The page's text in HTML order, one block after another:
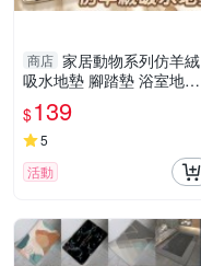
商店 家居動物系列仿羊絨
吸水地墊 腳踏墊 浴室地墊
地毯 加厚 防滑墊 柔軟舒適
$139
5
活動